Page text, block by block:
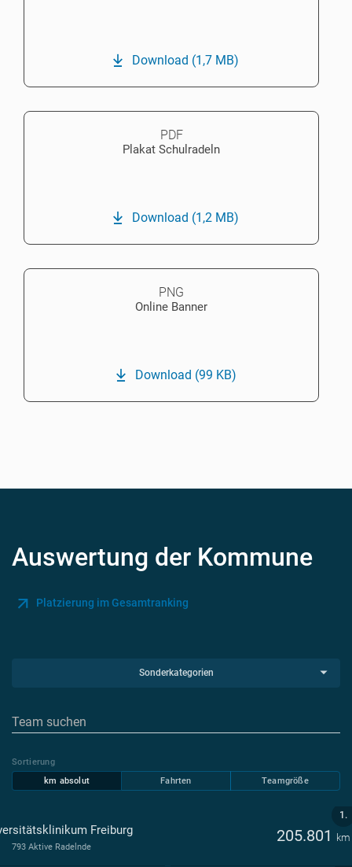
Download (1,7 MB)
PDF
Plakat Schulradeln
Download (1,2 MB)
PNG
Online Banner
Download (99 KB)
Auswertung der Kommune
Platzierung im Gesamtranking
Sonderkategorien
Sortierung
km absolut
Fahrten Teamgröße
1.
Freiburg 205.801 km
793 Aktive Radelnde